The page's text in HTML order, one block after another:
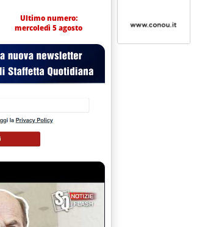
Ultimo numero:
mercoledì 5 agosto